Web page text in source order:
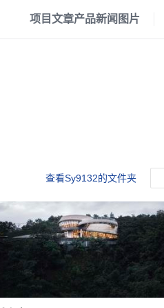
项目文章产品新闻 图片
查看Sy9132的文件夹